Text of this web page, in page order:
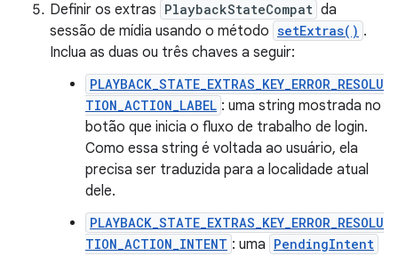
Definir os extras PlaybackStateCompat da
sessão de mídia usando o método setExtras() .
Inclua as duas ou três chaves a seguir:
PLAYBACK_STATE_EXTRAS_KEY_ERROR_RESOLU
TION_ACTION_LABEL : uma string mostrada no
botão que inicia o fluxo de trabalho de login.
Como essa string é voltada ao usuário, ela
precisa ser traduzida para a localidade atual
dele.
PLAYBACK_STATE_EXTRAS_KEY_ERROR_RESOLU
TION_ACTION_INTENT : uma PendingIntent